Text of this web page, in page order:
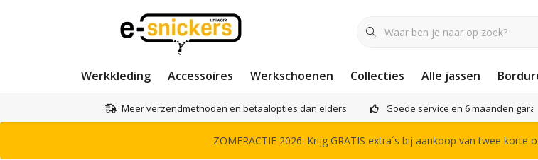
Werkkleding Accessoires Werkschoenen Collecties Alle jassen
Meer verzendmethoden en betaalopties dan elders Goede service en 6 maanden
ZOMERACTIE 2026: Krijg GRATIS extra´s bij aankoop van twee korte